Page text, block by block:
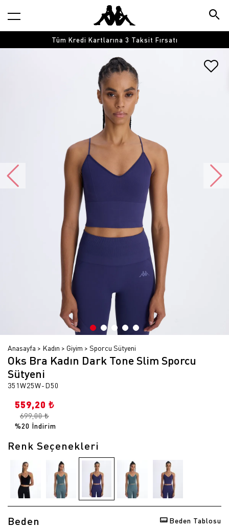
Tüm Kredi Kartlarına 3 Taksit Fırsatı
Anasayfa Kadın Giyim Sporcu Sütyeni
Oks Bra Kadın Dark Tone Slim Sporcu
Sütyeni
351W25W-D50
559,20 ₺
699,00 ₺
%20 İndirim
Renk Seçenekleri
Beden Beden Tablosu